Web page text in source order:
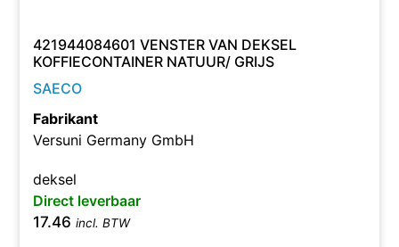
421944084601 VENSTER VAN DEKSEL
KOFFIECONTAINER NATUUR/ GRIJS
SAECO
Fabrikant
Versuni Germany GmbH
deksel
Direct leverbaar
17.46 incl. BTW